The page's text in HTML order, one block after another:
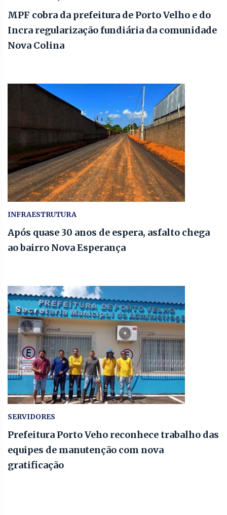
MPF cobra da prefeitura de Porto Velho e do
Incra regularização fundiária da comunidade
Nova Colina
INFRAESTRUTURA
Após quase 30 anos de espera, asfalto chega
ao bairro Nova Esperança
SERVIDORES
Prefeitura Porto Veho reconhece trabalho das
equipes de manutenção com nova
gratificação